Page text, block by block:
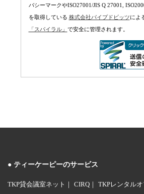
バシーマークやISO27001/JIS Q 27001,
を取得している 株式会社パイプドビッツによ
「スパイラル」 で安全に管理されます。
ティーケーピーのサービス
TKP貸会議室ネット CIRQ
TKPレンタル